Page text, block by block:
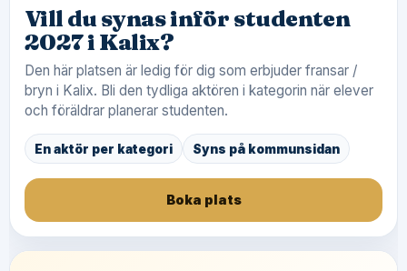
Vill du synas inför studenten
2027 i Kalix?
Den här platsen är ledig för dig som erbjuder fransar /
bryn i Kalix. Bli den tydliga aktören i kategorin när elever
och föräldrar planerar studenten.
En aktör per kategori Syns på kommunsidan
Boka plats